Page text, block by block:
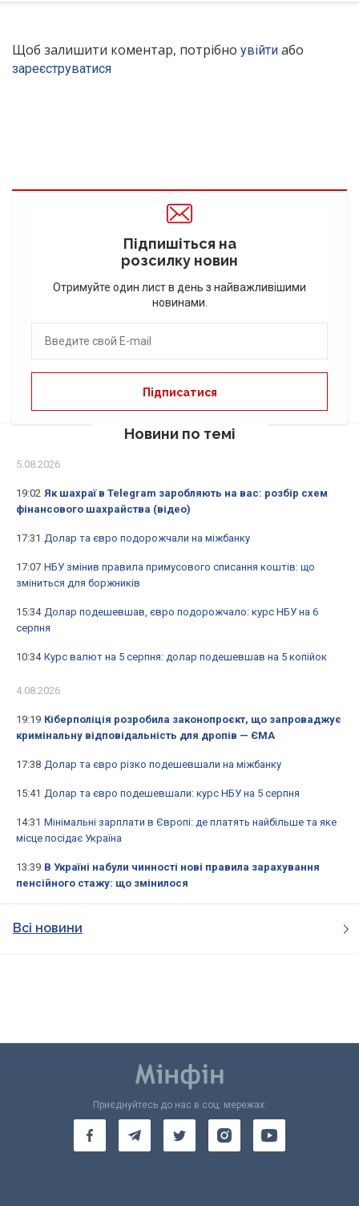
Щоб залишити коментар, потрібно увійти або
зареєструватися
Підпишіться на
розсилку новин
Отримуйте один лист в день з найважливішими
новинами.
Новини по темі
5.08.2026
19:02 Як шахраї в Telegram заробляють на вас: розбір схем
фінансового шахрайства (відео)
17:31 Долар та євро подорожчали на міжбанку
17:07 НБУ змінив правила примусового списання коштів: що
зміниться для боржників
15:34 Долар подешевшав, євро подорожчало: курс НБУ на 6
серпня
10:34 Курс валют на 5 серпня: долар подешевшав на 5 копійок
4.08.2026
19:19 Кіберполіція розробила законопроєкт, що запроваджує
кримінальну відповідальність для дропів — ЄМА
17:38 Долар та євро різко подешевшали на міжбанку
15:41 Долар та євро подешевшали: курс НБУ на 5 серпня
14:31 Мінімальні зарплати в Європі: де платять найбільше та яке
місце посідає Україна
13:39 В Україні набули чинності нові правила зарахування
пенсійного стажу: що змінилося
Всі новини
Приєднуйтесь до нас в соц. мережах: